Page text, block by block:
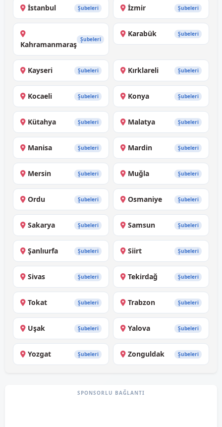
İstanbul Şubeleri İzmir Şubeleri
Kahramanmaraş
Şubeleri
Karabük Şubeleri
Kayseri Şubeleri Kırklareli Şubeleri
Kocaeli Şubeleri Konya Şubeleri
Kütahya Şubeleri Malatya Şubeleri
Manisa Şubeleri Mardin Şubeleri
Mersin Şubeleri Muğla Şubeleri
Ordu Şubeleri Osmaniye Şubeleri
Sakarya Şubeleri Samsun Şubeleri
Şanlıurfa Şubeleri Siirt Şubeleri
Sivas Şubeleri Tekirdağ Şubeleri
Tokat Şubeleri Trabzon Şubeleri
Uşak Şubeleri Yalova Şubeleri
Yozgat Şubeleri Zonguldak Şubeleri
SPONSORLU BAĞLANTI